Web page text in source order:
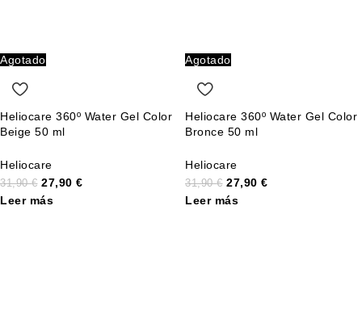
Agotado
Heliocare 360º Water Gel Color
Beige 50 ml
Heliocare
31,90€ 27,90 €
Leer más
Agotado
Heliocare 360º Water Gel Color
Bronce 50 ml
Heliocare
31,90€ 27,90 €
Leer más